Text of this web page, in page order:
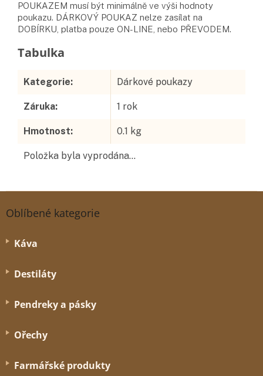
POUKAZEM musí být minimálně ve výši hodnoty
poukazu. DÁRKOVÝ POUKAZ nelze zasílat na
DOBÍRKU, platba pouze ON-LINE, nebo PŘEVODEM.
Kategorie: Dárkové poukazy
Záruka: 1 rok
Hmotnost: 0.1 kg
Položka byla vyprodána…
Oblíbené kategorie
Káva
Destiláty
Pendreky a pásky
Ořechy
Farmářské produkty